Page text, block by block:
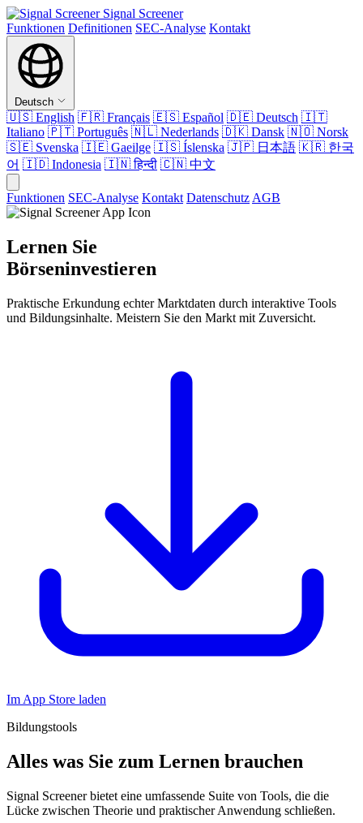
Signal Screener
Funktionen Definitionen SEC-Analyse Kontakt
Deutsch
🇺🇸 English 🇫🇷 Français 🇪🇸 Español 🇩🇪 Deutsch 🇮🇹
Italiano 🇵🇹 Português 🇳🇱 Nederlands 🇩🇰 Dansk 🇳🇴 Norsk
🇸🇪 Svenska 🇮🇪 Gaeilge 🇮🇸 Íslenska 🇯🇵 日本語 🇰🇷 한국
어 🇮🇩 Indonesia 🇮🇳हिन्दी 🇨🇳 中文
Funktionen SEC-Analyse Kontakt Datenschutz AGB
Lernen Sie
Börseninvestieren
Praktische Erkundung echter Marktdaten durch interaktive Tools
und Bildungsinhalte. Meistern Sie den Markt mit Zuversicht.
Im App Store laden
Bildungstools
Alles was Sie zum Lernen brauchen
Signal Screener bietet eine umfassende Suite von Tools, die die
Lücke zwischen Theorie und praktischer Anwendung schließen.